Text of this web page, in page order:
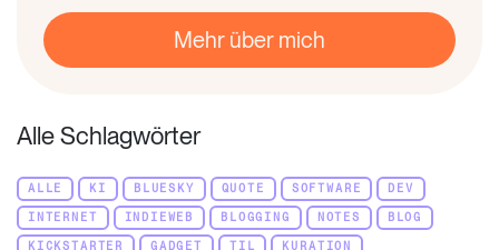
Mehr über mich
Alle Schlagwörter
ALLE KI BLUESKY QUOTE SOFTWARE
DEV
INTERNET
INDIEWEB BLOGGING NOTES
BLOG
KICKSTARTER
GADGET TIL KURATION